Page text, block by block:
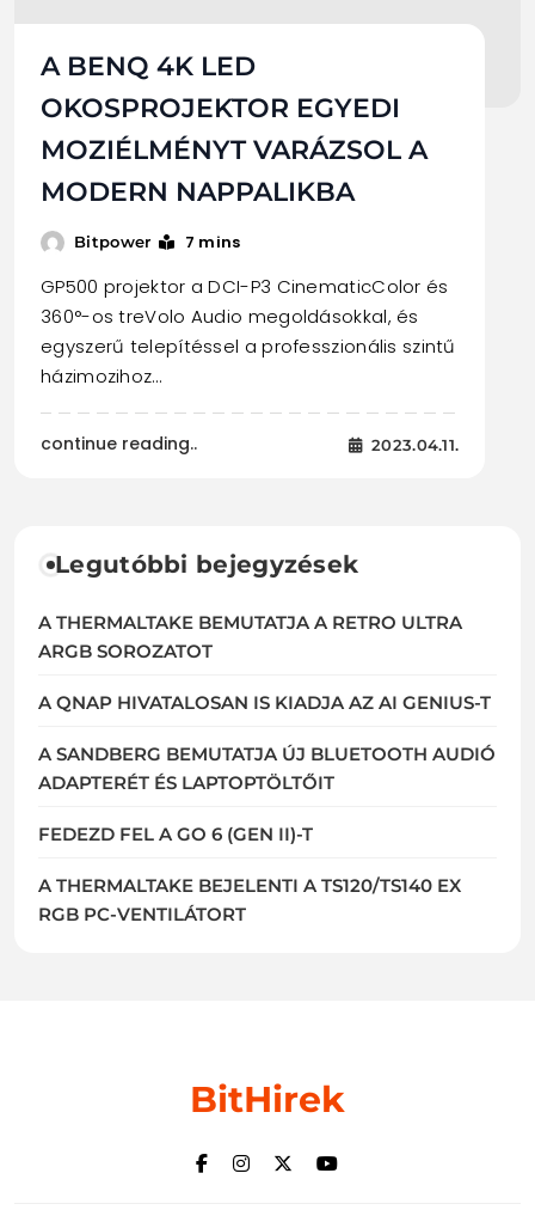
A BENQ 4K LED
OKOSPROJEKTOR EGYEDI
MOZIÉLMÉNYT VARÁZSOL A
MODERN NAPPALIKBA
Bitpower 7 mins
GP500 projektor a DCI-P3 CinematicColor és
360°-os treVolo Audio megoldásokkal, és
egyszerű telepítéssel a professzionális szintű
házimozihoz…
continue reading.. 2023.04.11.
Legutóbbi bejegyzések
A THERMALTAKE BEMUTATJA A RETRO ULTRA
ARGB SOROZATOT
A QNAP HIVATALOSAN IS KIADJA AZ AI GENIUS-T
A SANDBERG BEMUTATJA ÚJ BLUETOOTH AUDIÓ
ADAPTERÉT ÉS LAPTOPTÖLTŐIT
FEDEZD FEL A GO 6 (GEN II)-T
A THERMALTAKE BEJELENTI A TS120/TS140 EX
RGB PC-VENTILÁTORT
BitHirek